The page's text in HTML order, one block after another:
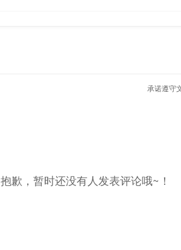
承诺遵守
抱歉，暂时还没有人发表评论哦~！